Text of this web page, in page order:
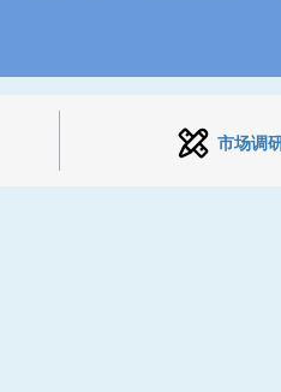
市场调